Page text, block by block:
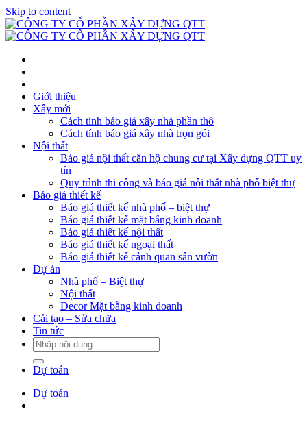
Skip to content
Giới thiệu
Xây mới
Cách tính báo giá xây nhà phần thô
Cách tính báo giá xây nhà trọn gói
Nội thất
Báo giá nội thất căn hộ chung cư tại Xây dựng QTT uy
tín
Quy trình thi công và báo giá nội thất nhà phố biệt thự
Báo giá thiết kế
Báo giá thiết kế nhà phố – biệt thự
Báo giá thiết kế mặt bằng kinh doanh
Báo giá thiết kế nội thất
Báo giá thiết kế ngoại thất
Báo giá thiết kế cảnh quan sân vườn
Dự án
Nhà phố – Biệt thự
Nội thất
Decor Mặt bằng kinh doanh
Cải tạo – Sửa chữa
Tin tức
Dự toán
Dự toán